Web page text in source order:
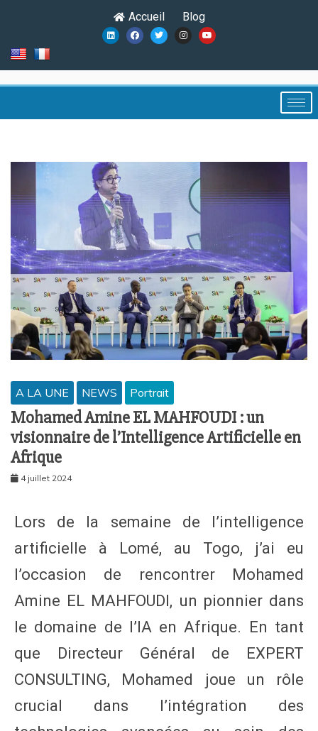
Accueil Blog
A LA UNE NEWS Portrait
Mohamed Amine EL MAHFOUDI : un
visionnaire de l’Intelligence Artificielle en
Afrique
4 juillet 2024
Lors de la semaine de l’intelligence
artificielle à Lomé, au Togo, j’ai eu
l’occasion de rencontrer Mohamed
Amine EL MAHFOUDI, un pionnier dans
le domaine de l’IA en Afrique. En tant
que Directeur Général de EXPERT
CONSULTING, Mohamed joue un rôle
crucial dans l’intégration des